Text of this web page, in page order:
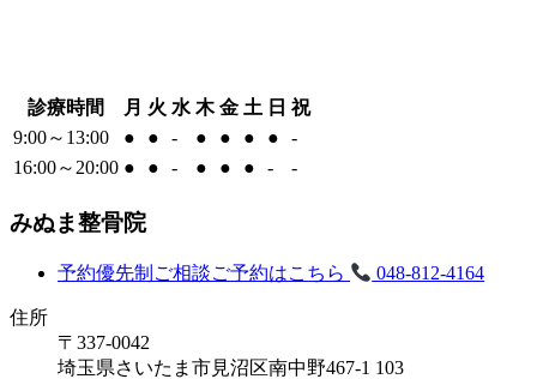
診療時間 月 火 水 木 金 土 日 祝
9:00～13:00
● ● - ● ● ● ●
-
16:00～20:00 ● ● - ● ● ● - -
みぬま整骨院
予約優先制 ご相談ご予約はこちら 048-812-4164
住所
〒337-0042
埼玉県さいたま市見沼区南中野467-1 103